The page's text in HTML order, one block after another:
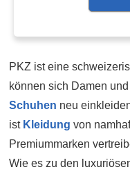
PKZ ist eine
können sich Damen
Schuhen neu
ist Kleidung von
Premiummarken
Wie es zu den